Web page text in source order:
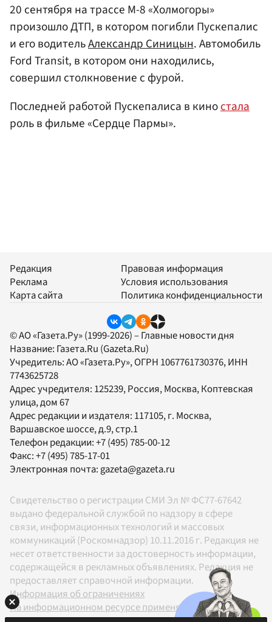
20 сентября на трассе М-8 «Холмогоры»
произошло ДТП, в котором погибли Пускепалис
и его водительАлександр Синицын. Автомобиль
Ford Transit, в котором они находились,
совершил столкновение с фурой.
Последней работой Пускепалиса в киностала
роль в фильме «Сердце Пармы».
Редакция
Реклама
Карта сайта
Правовая информация
Условия использования
Политика конфиденциальности
© АО «Газета.Ру» (1999-2026) – Главные новости дня
Название: Газета.Ru (Gazeta.Ru)
Учредитель:АО «Газета.Ру», ОГРН 1067761730376, ИНН
7743625728
Адрес учредителя: 125239, Россия, Москва, Коптевская
улица, дом 67
Адрес редакции и издателя: 117105, г. Москва,
Варшавское шоссе, д.9, стр.1
Телефон редакции:+7 (495) 785-00-12
Факс:+7 (495) 785-17-01
Электронная почта:gazeta@gazeta.ru
Свидетельство о регистрации СМИ Эл № ФС77-67642
выдано федеральной службой по надзору в сфере
связи, информационных технологий и массовых
коммуникаций (Роскомнадзор) 10.11.2016 г. Редакция не
несет ответственности за достоверность информации,
содержащейся в рекламных объявлениях. Редакция не
предоставляет справочной информации.
Информация об ограничениях
На информационном ресурсе применяются